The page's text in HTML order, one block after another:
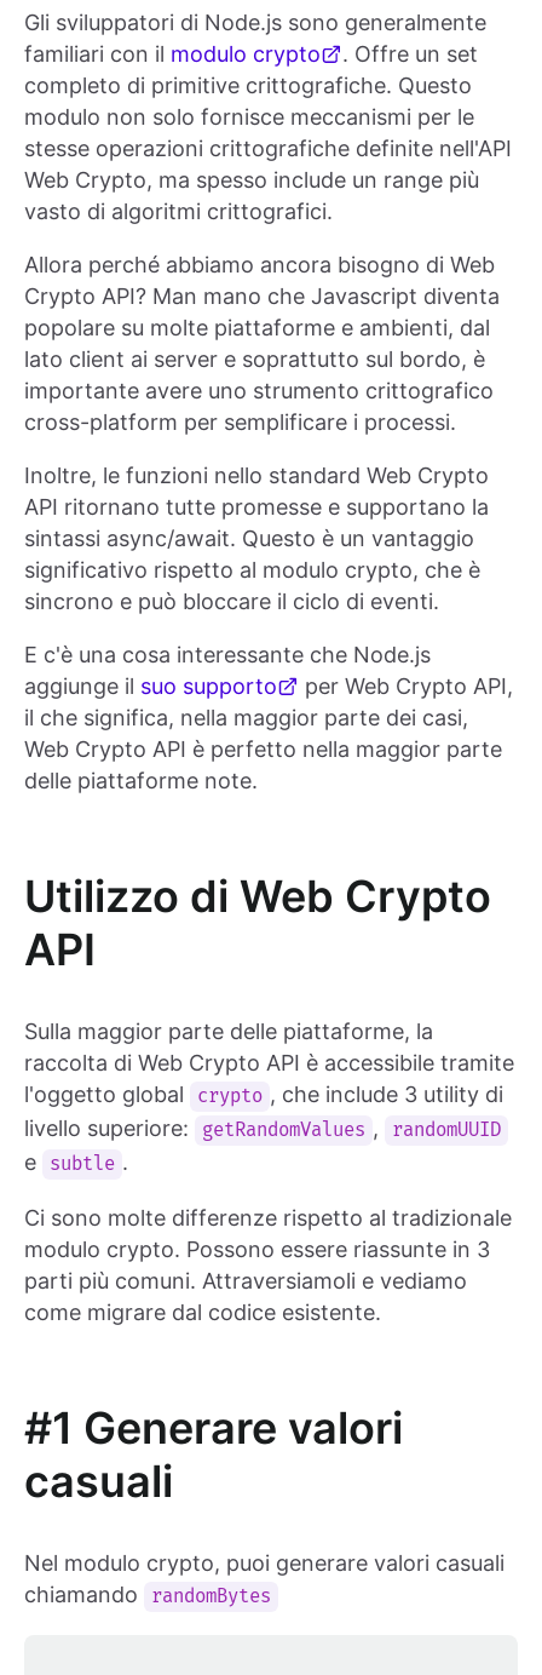
Gli sviluppatori di Node.js sono generalmente
familiari con il modulo crypto
. Offre un set
completo di primitive crittografiche. Questo
modulo non solo fornisce meccanismi per le
stesse operazioni crittografiche definite nell'API
Web Crypto, ma spesso include un range più
vasto di algoritmi crittografici.
Allora perché abbiamo ancora bisogno di Web
Crypto API? Man mano che Javascript diventa
popolare su molte piattaforme e ambienti, dal
lato client ai server e soprattutto sul bordo, è
importante avere uno strumento crittografico
cross-platform per semplificare i processi.
Inoltre, le funzioni nello standard Web Crypto
API ritornano tutte promesse e supportano la
sintassi async/await. Questo è un vantaggio
significativo rispetto al modulo crypto, che è
sincrono e può bloccare il ciclo di eventi.
E c'è una cosa interessante che Node.js
aggiunge il suo supporto
per Web Crypto API,
il che significa, nella maggior parte dei casi,
Web Crypto API è perfetto nella maggior parte
delle piattaforme note.
Utilizzo di Web Crypto
API
Sulla maggior parte delle piattaforme, la
raccolta di Web Crypto API è accessibile tramite
l'oggetto global
crypto , che include 3 utility di
livello superiore:
getRandomValues , randomUUID
e subtle .
Ci sono molte differenze rispetto al tradizionale
modulo crypto. Possono essere riassunte in 3
parti più comuni. Attraversiamoli e vediamo
come migrare dal codice esistente.
#1 Generare valori
casuali
Nel modulo crypto, puoi generare valori casuali
chiamando
randomBytes